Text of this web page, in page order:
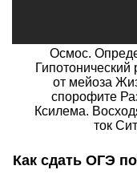
Осмос.
от мейоза
спорофите
Ксилема.
ток
Как сдать ОГЭ